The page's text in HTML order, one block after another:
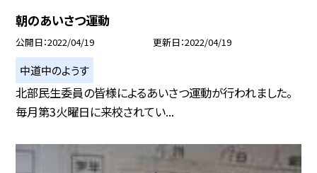
朝のあいさつ運動
公開日 2022/04/19 更新日 2022/04/19
中道中のようす
北部民生委員の皆様によるあいさつ運動が行われました。
毎月第3火曜日に来校されてい...